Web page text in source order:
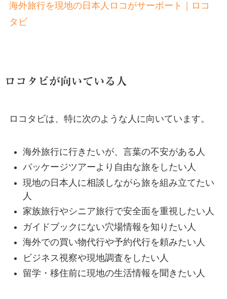
海外旅行を現地の日本人ロコがサーポート｜ロコ
タビ
ロコタビが向いている人
ロコタビは、特に次のような人に向いています。
海外旅行に行きたいが、言葉の不安がある人
パッケージツアーより自由な旅をしたい人
現地の日本人に相談しながら旅を組み立てたい
人
家族旅行やシニア旅行で安全面を重視したい人
ガイドブックにない穴場情報を知りたい人
海外での買い物代行や予約代行を頼みたい人
ビジネス視察や現地調査をしたい人
留学・移住前に現地の生活情報を聞きたい人